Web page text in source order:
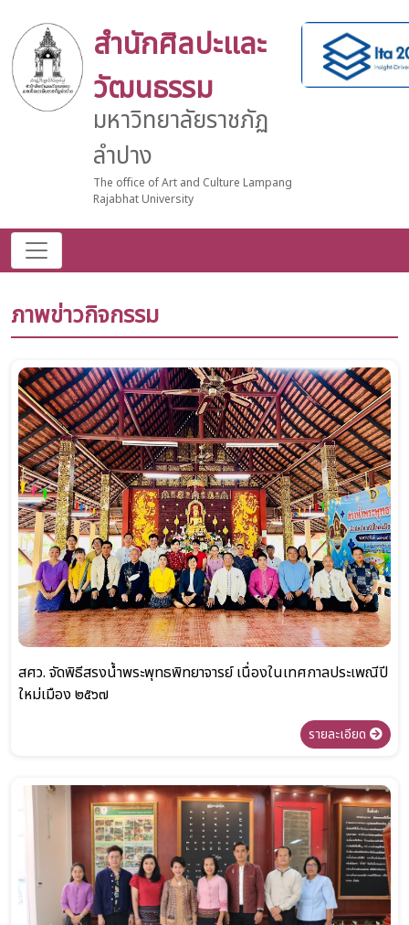
สำนักศิลปะและ
วัฒนธรรม
มหาวิทยาลัยราชภัฏ
ลำปาง
The office of Art and Culture Lampang
Rajabhat University
ภาพข่าวกิจกรรม
สศว. จัดพิธีสรงน้ำพระพุทธพิทยาจารย์ เนื่องในเทศกาลประเพณีปี
ใหม่เมือง ๒๕๖๗
รายละเอียด